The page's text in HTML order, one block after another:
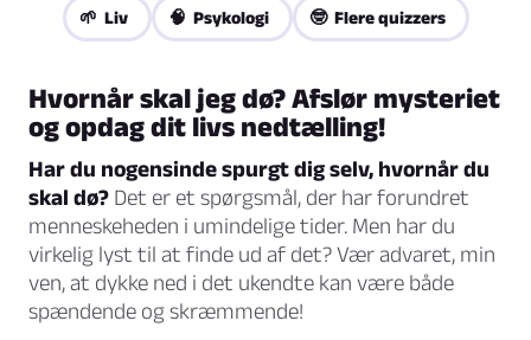
🌱 Liv 🧠 Psykologi 🤓 Flere quizzers
Hvornår skal jeg dø? Afslør mysteriet
og opdag dit livs nedtælling!
Har du nogensinde spurgt dig selv, hvornår du
skal dø? Det er et spørgsmål, der har forundret
menneskeheden i umindelige tider. Men har du
virkelig lyst til at finde ud af det? Vær advaret, min
ven, at dykke ned i det ukendte kan være både
spændende og skræmmende!